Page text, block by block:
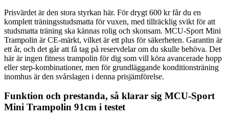
Prisvärdet är den stora styrkan här. För drygt 600 kr får du en
komplett träningsstudsmatta för vuxen, med tillräcklig svikt för att
studsmatta träning ska kännas rolig och skonsam. MCU-Sport Mini
Trampolin är CE-märkt, vilket är ett plus för säkerheten. Garantin är
ett år, och det går att få tag på reservdelar om du skulle behöva. Det
här är ingen fitness trampolin för dig som vill köra avancerade hopp
eller step-kombinationer, men för grundläggande konditionsträning
inomhus är den svårslagen i denna prisjämförelse.
Funktion och prestanda, så klarar sig MCU-Sport
Mini Trampolin 91cm i testet